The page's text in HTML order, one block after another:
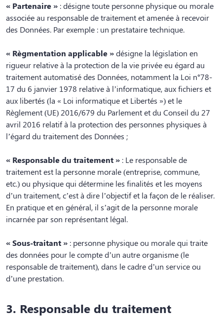
« Partenaire » : désigne toute personne physique ou morale
associée au responsable de traitement et amenée à recevoir
des Données. Par exemple : un prestataire technique.
« Règmentation applicable »désigne la législation en
rigueur relative à la protection de la vie privée eu égard au
traitement automatisé des Données, notamment la Loi n°78-
17 du 6 janvier 1978 relative à l’informatique, aux fichiers et
aux libertés (la « Loi informatique et Libertés ») et le
Règlement (UE) 2016/679 du Parlement et du Conseil du 27
avril 2016 relatif à la protection des personnes physiques à
l’égard du traitement des Données ;
« Responsable du traitement » : Le responsable de
traitement est la personne morale (entreprise, commune,
etc.) ou physique qui détermine les finalités et les moyens
d’un traitement, c’est à dire l’objectif et la façon de le réaliser.
En pratique et en général, il s’agit de la personne morale
incarnée par son représentant légal.
« Sous-traitant » : personne physique ou morale qui traite
des données pour le compte d’un autre organisme (le
responsable de traitement), dans le cadre d’un service ou
d’une prestation.
3. Responsable du traitement